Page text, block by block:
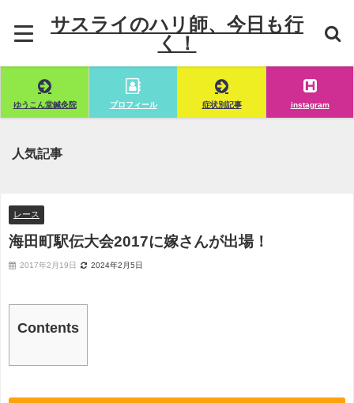
サスライのハリ師、今日も行
く！
ゆうこん堂鍼灸院 プロフィール 症状別記事 instagram
人気記事
レース
海田町駅伝大会2017に嫁さんが出場！
2017年2月19日 2024年2月5日
Contents